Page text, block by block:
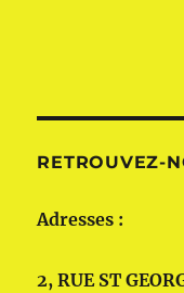
RETROUVEZ-
Adresses :
2, RUE ST